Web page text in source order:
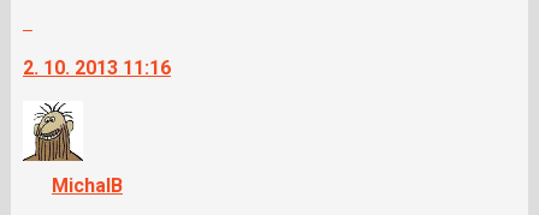
pro
následující
a
P
pro
další
názor.
K
navigaci
lze
2. 10. 2013 11:16
MichalB